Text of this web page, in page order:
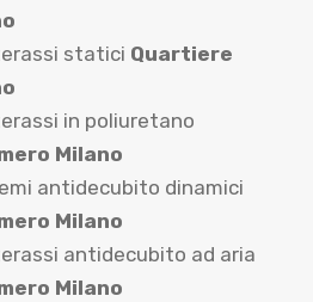
statici Quartiere
in poliuretano
Milano
antidecubito dinamici
Milano
antidecubito ad aria
Milano